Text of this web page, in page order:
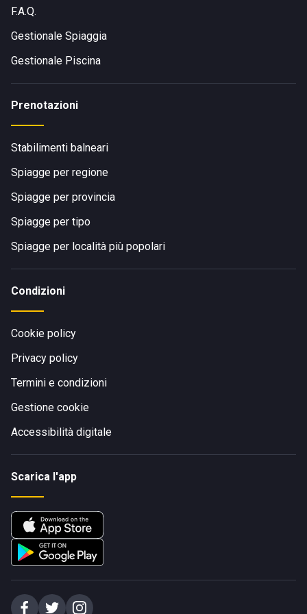
F.A.Q.
Gestionale Spiaggia
Gestionale Piscina
Prenotazioni
Stabilimenti balneari
Spiagge per regione
Spiagge per provincia
Spiagge per tipo
Spiagge per località più popolari
Condizioni
Cookie policy
Privacy policy
Termini e condizioni
Gestione cookie
Accessibilità digitale
Scarica l'app